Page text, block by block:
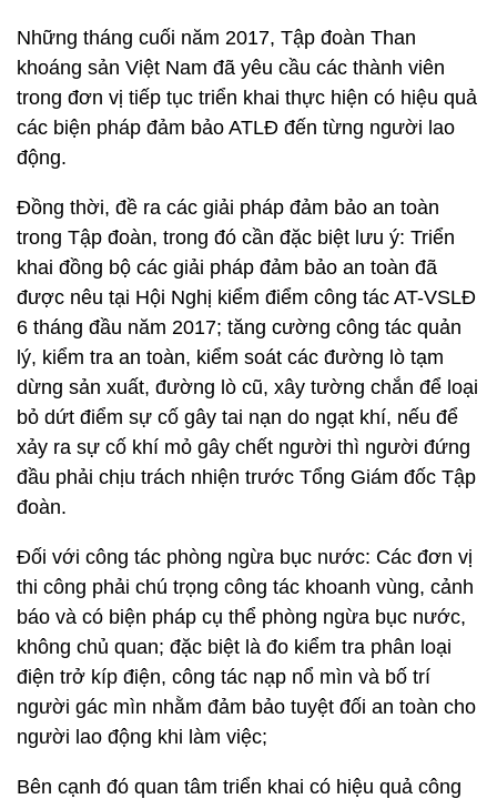
Những tháng cuối năm 2017, Tập đoàn Than
khoáng sản Việt Nam đã yêu cầu các thành viên
trong đơn vị tiếp tục triển khai thực hiện có hiệu quả
các biện pháp đảm bảo ATLĐ đến từng người lao
động.
Đồng thời, đề ra các giải pháp đảm bảo an toàn
trong Tập đoàn, trong đó cần đặc biệt lưu ý: Triển
khai đồng bộ các giải pháp đảm bảo an toàn đã
được nêu tại Hội Nghị kiểm điểm công tác AT-VSLĐ
6 tháng đầu năm 2017; tăng cường công tác quản
lý, kiểm tra an toàn, kiểm soát các đường lò tạm
dừng sản xuất, đường lò cũ, xây tường chắn để loại
bỏ dứt điểm sự cố gây tai nạn do ngạt khí, nếu để
xảy ra sự cố khí mỏ gây chết người thì người đứng
đầu phải chịu trách nhiện trước Tổng Giám đốc Tập
đoàn.
Đối với công tác phòng ngừa bục nước: Các đơn vị
thi công phải chú trọng công tác khoanh vùng, cảnh
báo và có biện pháp cụ thể phòng ngừa bục nước,
không chủ quan; đặc biệt là đo kiểm tra phân loại
điện trở kíp điện, công tác nạp nổ mìn và bố trí
người gác mìn nhằm đảm bảo tuyệt đối an toàn cho
người lao động khi làm việc;
Bên cạnh đó quan tâm triển khai có hiệu quả công